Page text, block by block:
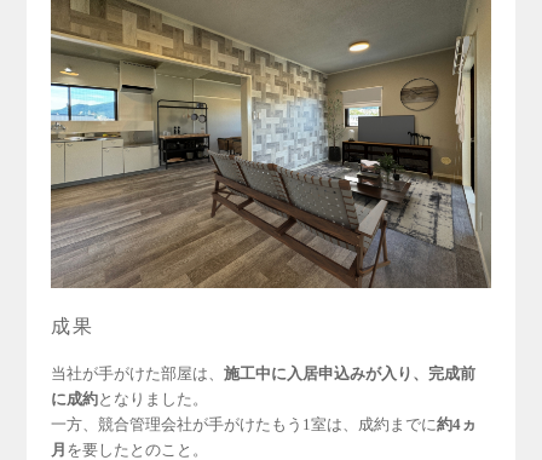
成果
当社が手がけた部屋は、施工中に入居申込みが入り、完成前
に成約となりました。
一方、競合管理会社が手がけたもう1室は、成約までに約4ヵ
月 を要したとのこと。